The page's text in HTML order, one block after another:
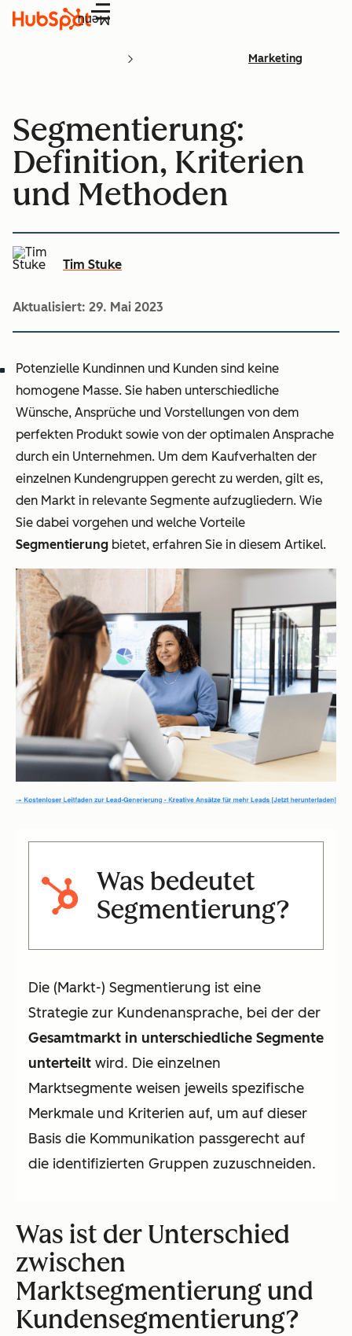
Menü
Marketing
Segmentierung:
Definition, Kriterien
und Methoden
Tim Stuke
Aktualisiert: 29. Mai 2023
Potenzielle Kundinnen und Kunden sind keine
homogene Masse. Sie haben unterschiedliche
Wünsche, Ansprüche und Vorstellungen von dem
perfekten Produkt sowie von der optimalen Ansprache
durch ein Unternehmen. Um dem Kaufverhalten der
einzelnen Kundengruppen gerecht zu werden, gilt es,
den Markt in relevante Segmente aufzugliedern. Wie
Sie dabei vorgehen und welche Vorteile
Segmentierung bietet, erfahren Sie in diesem Artikel.
Was bedeutet
Segmentierung?
Die (Markt-) Segmentierung ist eine
Strategie zur Kundenansprache, bei der der
Gesamtmarkt in unterschiedliche Segmente
unterteilt wird. Die einzelnen
Marktsegmente weisen jeweils spezifische
Merkmale und Kriterien auf, um auf dieser
Basis die Kommunikation passgerecht auf
die identifizierten Gruppen zuzuschneiden.
Was ist der Unterschied
zwischen
Marktsegmentierung und
Kundensegmentierung?